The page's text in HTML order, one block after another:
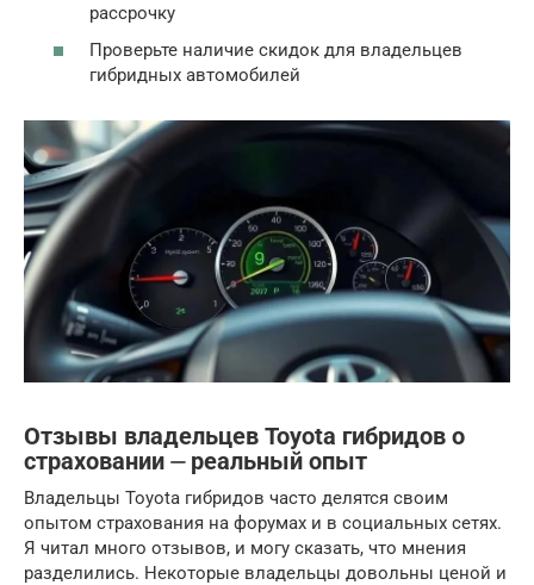
рассрочку
Проверьте наличие скидок для владельцев
гибридных автомобилей
Отзывы владельцев Toyota гибридов о
страховании ⏤ реальный опыт
Владельцы Toyota гибридов часто делятся своим
опытом страхования на форумах и в социальных сетях.
Я читал много отзывов, и могу сказать, что мнения
разделились. Некоторые владельцы довольны ценой и